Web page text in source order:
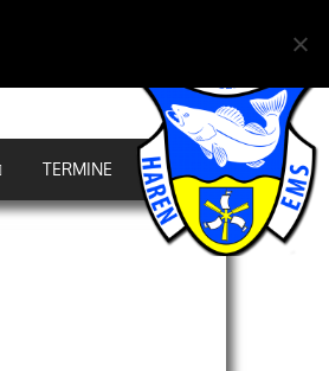
TERMINE